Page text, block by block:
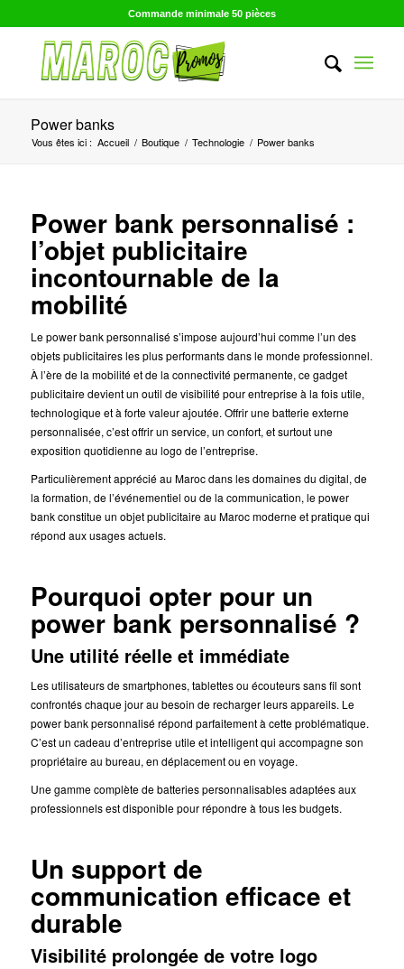
Commande minimale 50 pièces
Power banks
Vous êtes ici : Accueil / Boutique / Technologie / Power banks
Power bank personnalisé :
l’objet publicitaire
incontournable de la
mobilité
Le power bank personnalisé s’impose aujourd’hui comme l’un des
objets publicitaires les plus performants dans le monde professionnel.
À l’ère de la mobilité et de la connectivité permanente, ce gadget
publicitaire devient un outil de visibilité pour entreprise à la fois utile,
technologique et à forte valeur ajoutée. Offrir une batterie externe
personnalisée, c’est offrir un service, un confort, et surtout une
exposition quotidienne au logo de l’entreprise.
Particulièrement apprécié au Maroc dans les domaines du digital, de
la formation, de l’événementiel ou de la communication, le power
bank constitue un objet publicitaire au Maroc moderne et pratique qui
répond aux usages actuels.
Pourquoi opter pour un
power bank personnalisé ?
Une utilité réelle et immédiate
Les utilisateurs de smartphones, tablettes ou écouteurs sans fil sont
confrontés chaque jour au besoin de recharger leurs appareils. Le
power bank personnalisé répond parfaitement à cette problématique.
C’est un cadeau d’entreprise utile et intelligent qui accompagne son
propriétaire au bureau, en déplacement ou en voyage.
Une gamme complète de batteries personnalisables adaptées aux
professionnels est disponible pour répondre à tous les budgets.
Un support de
communication efficace et
durable
Visibilité prolongée de votre logo